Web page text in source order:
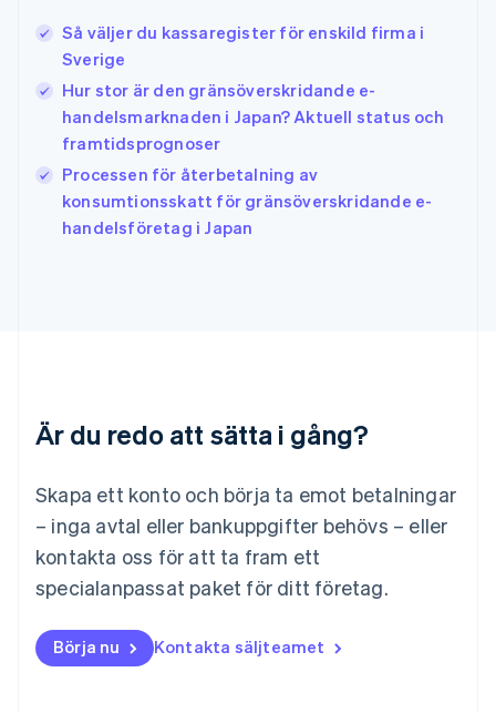
Så väljer du kassaregister för enskild firma i
Sverige
Hur stor är den gränsöverskridande e-
handelsmarknaden i Japan? Aktuell status och
framtidsprognoser
Processen för återbetalning av
konsumtionsskatt för gränsöverskridande e-
handelsföretag i Japan
Är du redo att sätta i gång?
Skapa ett konto och börja ta emot betalningar
– inga avtal eller bankuppgifter behövs – eller
kontakta oss för att ta fram ett
specialanpassat paket för ditt företag.
Börja nu Kontakta säljteamet
Irland
English
Italien
ItalianoEnglish
Japan
日本語 English
EnglishFrançais
Kroatien
EnglishItaliano
Malaysia
English
Mexiko
Nederländerna
NederlandsEnglish
English
Nya Zeeland